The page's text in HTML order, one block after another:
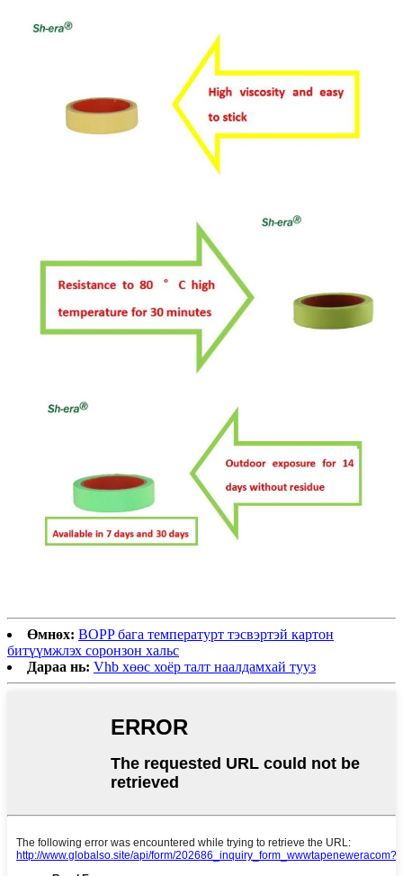
Өмнөх: BOPP бага температурт тэсвэртэй картон
битүүмжлэх соронзон хальс
Дараа нь: Vhb хөөс хоёр талт наалдамхай тууз